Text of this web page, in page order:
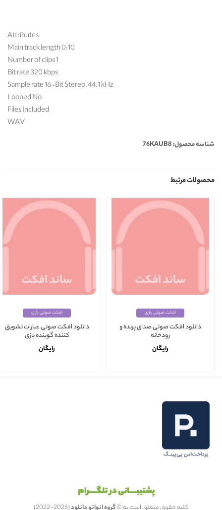
Attributes
Main track length 0:10
Number of clips 1
Bit rate 320 kbps
Sample rate 16-Bit Stereo, 44.1 kHz
Looped No
Files Included
WAV
شناسه محصول: 76KAUB8
محصولات مرتبط
افکت صوتی بازی
دانلود افکت صوتی صدای پرنده و
رودخانه
رایگان
افکت صوتی بازی
دانلود افکت صوتی عبارات تشویق
کننده گوینده بازی
رایگان
پشتیبـــــانی در تلگـــــرام